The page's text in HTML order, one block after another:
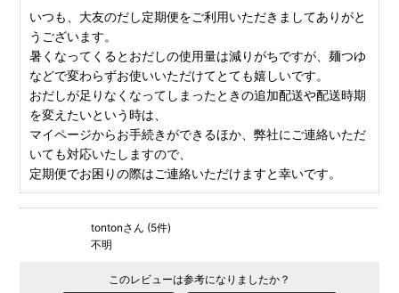
いつも、大友のだし定期便をご利用いただきましてありがと
うございます。
暑くなってくるとおだしの使用量は減りがちですが、麺つゆ
などで変わらずお使いいただけてとても嬉しいです。
おだしが足りなくなってしまったときの追加配送や配送時期
を変えたいという時は、
マイページからお手続きができるほか、弊社にご連絡いただ
いても対応いたしますので、
定期便でお困りの際はご連絡いただけますと幸いです。
tontonさん (5件)
不明
このレビューは参考になりましたか？